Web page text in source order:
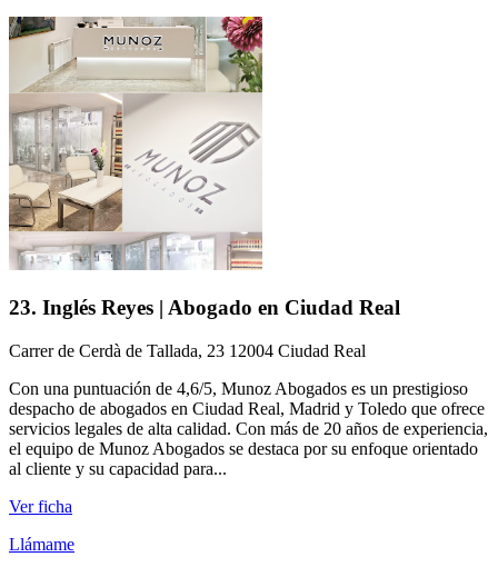
23. Inglés Reyes | Abogado en Ciudad Real
Carrer de Cerdà de Tallada, 23 12004 Ciudad Real
Con una puntuación de 4,6/5, Munoz Abogados es un prestigioso
despacho de abogados en Ciudad Real, Madrid y Toledo que ofrece
servicios legales de alta calidad. Con más de 20 años de experiencia,
el equipo de Munoz Abogados se destaca por su enfoque orientado
al cliente y su capacidad para...
Ver ficha
Llámame